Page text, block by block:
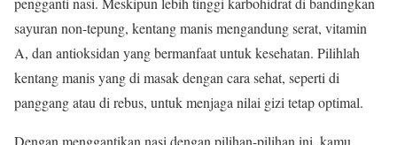
sayuran non-tepung, kentang manis mengandung serat, vitamin
A, dan antioksidan yang bermanfaat untuk kesehatan. Pilihlah
kentang manis yang di masak dengan cara sehat, seperti di
panggang atau di rebus, untuk menjaga nilai gizi tetap optimal.
Dengan menggantikan nasi dengan pilihan-pilihan ini, kamu